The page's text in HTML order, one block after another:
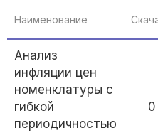
Наименование
Анализ
инфляции цен
номенклатуры с
гибкой
периодичностью
0